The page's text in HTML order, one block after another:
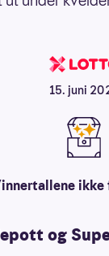
15. juni
ikke
og